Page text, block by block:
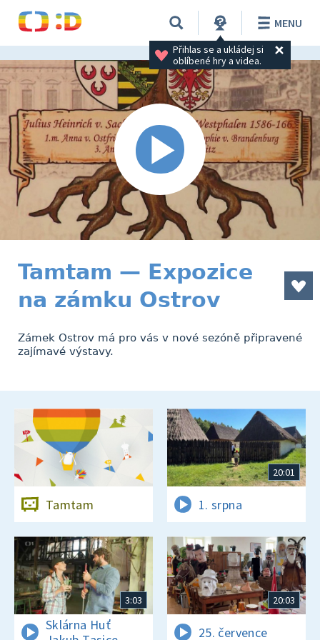
Přihlas se a ukládej si
oblíbené hry a videa.
MENU
Tamtam — Expozice
na zámku Ostrov
Zámek Ostrov má pro vás v nové sezóně připravené
zajímavé výstavy.
Tamtam
20:01
1. srpna
3:03
Sklárna Huť
20:03
25. července